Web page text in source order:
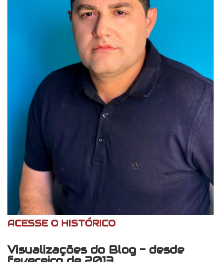
ACESSE O HISTÓRICO
Visualizações do Blog - desde